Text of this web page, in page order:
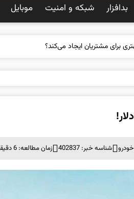
بدافزار شبكه و امنيت موبايل
خودرو شناسه خبر: 402837 زمان مطالعه: 6 دقیقه